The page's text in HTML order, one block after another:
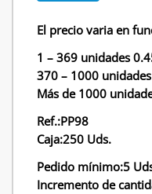
El precio varia en
1 – 369 unidades
370 – 1000
Más de 1000
Ref.:PP98
Caja:250 Uds.
Pedido mínimo:5
Incremento de